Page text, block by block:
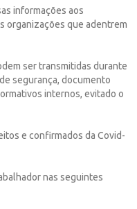
informações aos
organizações que adentrem
ser transmitidas durante
segurança, documento
internos, evitado o
e confirmados da Covid-
nas seguintes